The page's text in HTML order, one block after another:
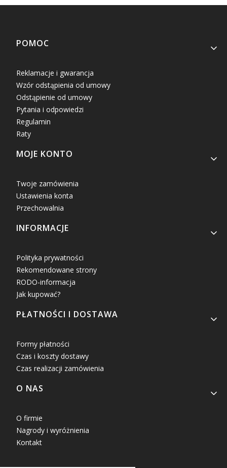
Linki w stopce
POMOC
Reklamacje i gwarancja
Wzór odstąpienia od umowy
Odstąpienie od umowy
Pytania i odpowiedzi
Regulamin
Raty
MOJE KONTO
Twoje zamówienia
Ustawienia konta
Przechowalnia
INFORMACJE
Polityka prywatności
Rekomendowane strony
RODO-informacja
Jak kupować?
PŁATNOŚCI I DOSTAWA
Formy płatności
Czas i koszty dostawy
Czas realizacji zamówienia
O NAS
O firmie
Nagrody i wyróżnienia
Kontakt